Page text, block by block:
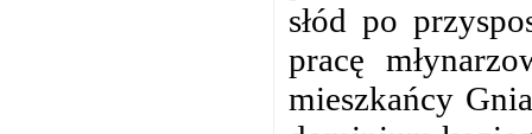
słód po
pracę
mieszkańcy